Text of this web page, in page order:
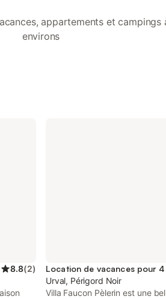
appartements et campings
environs
8.8(2)
Urval, Périgord Noir
Villa Faucon Pèlerin est une